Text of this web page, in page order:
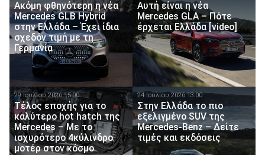
Ακόμη φθηνότερη η νέα
Mercedes GLB Hybrid
στην Ελλάδα – Έχει ίδια
σχεδόν τιμή με τη
Γερμανία
Αυτή είναι η νέα
Mercedes GLA – Πότε
έρχεται Ελλάδα [video]
29 Ιουλίου 2026 15:00
Τέλος εποχής για το
καλύτερο hot hatch της
Mercedes – Με το
ισχυρότερο 4κύλινδρο
μοτέρ στον κόσμο
24 Ιουλίου 2026 13:00
Στην Ελλάδα το πιο
εξελιγμένο SUV της
Mercedes-Benz – Δείτε
τιμές και εκδόσεις